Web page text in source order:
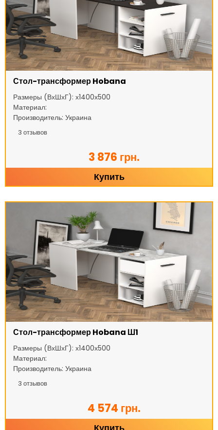
Стол-трансформер Hobana
Размеры (ВхШхГ): х1400х500
Материал:
Производитель: Украина
3 отзывов
3 876 грн.
Купить
Стол-трансформер Hobana Ш1
Размеры (ВхШхГ): х1400х500
Материал:
Производитель: Украина
3 отзывов
4 574 грн.